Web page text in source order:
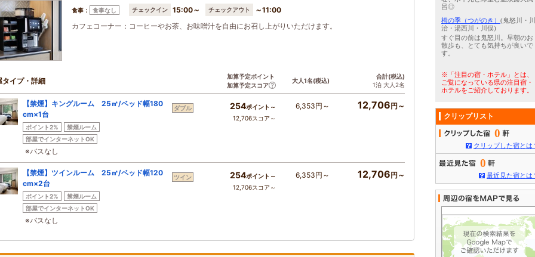
食事： 食事なし チェックイン 15:00～ チェックアウト
～11:00
カフェコーナー：コーヒーやお茶、お味噌汁を自由にお召し上がりいただけます。
タイプ・詳細
加算予定ポイント
加算予定スコア
大人1名(税込)
合計(税込)
1泊 大人2名
【禁煙】キングルーム 25㎡/ベッド幅180
cm×1台
ポイント2%
禁煙ルーム
部屋でインターネットOK
※バスなし
ダブル 254ポイント～
12,706スコア～
6,353円～ 12,706円～
【禁煙】ツインルーム 25㎡/ベッド幅120
cm×2台
ポイント2%
禁煙ルーム
部屋でインターネットOK
※バスなし
ツイン 254ポイント～
12,706スコア～
6,353円～ 12,706円～
呂◎
栂の季（つがのき） (鬼怒川・川
治・湯西川・川俣)
すぐ目の前は鬼怒川。早朝のお
散歩も、とても気持ちが良いで
す。
※「注目の宿・ホテル」とは、
ご覧になっている県の注目宿・
ホテルをご紹介しております。
クリップリスト
0
クリップした宿とは
0
最近見た宿とは